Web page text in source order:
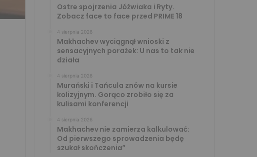
Ostre spojrzenia Jóźwiaka i Ryty.
Zobacz face to face przed PRIME 18
4 sierpnia 2026
Makhachev wyciągnął wnioski z
sensacyjnych porażek: U nas to tak nie
działa
4 sierpnia 2026
Murański i Tańcula znów na kursie
kolizyjnym. Gorąco zrobiło się za
kulisami konferencji
4 sierpnia 2026
Makhachev nie zamierza kalkulować:
Od pierwszego sprowadzenia będę
szukał skończenia”